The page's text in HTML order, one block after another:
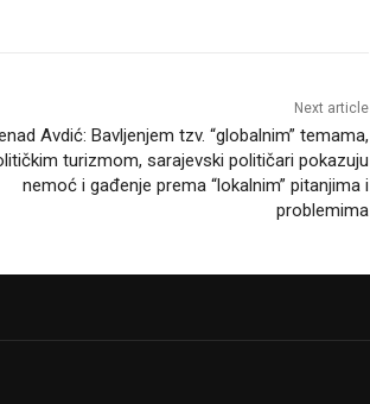
Next article
Avdić: Bavljenjem tzv. “globalnim” temama,
turizmom, sarajevski političari pokazuju
nemoć i gađenje prema “lokalnim” pitanjima i
problemima